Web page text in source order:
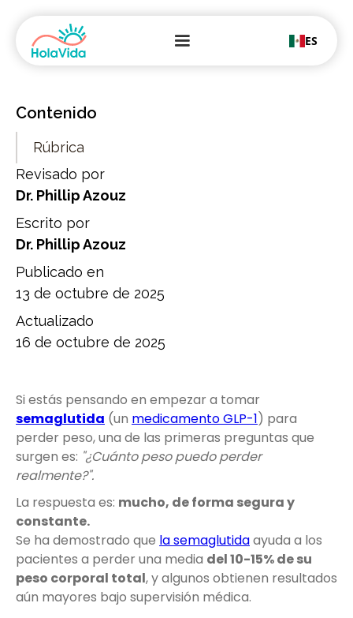
ES
Contenido
Rúbrica
Revisado por
Dr. Phillip Azouz
Escrito por
Dr. Phillip Azouz
Publicado en
13 de octubre de 2025
Actualizado
16 de octubre de 2025
Si estás pensando en empezar a tomar
semaglutida (un medicamento GLP-1) para
perder peso, una de las primeras preguntas que
surgen es: "¿Cuánto peso puedo perder
realmente?".
La respuesta es: mucho, de forma segura y
constante.
Se ha demostrado que la semaglutidaayuda a los
pacientes a perder una media del 10-15% de su
peso corporal total, y algunos obtienen resultados
aún mayores bajo supervisión médica.